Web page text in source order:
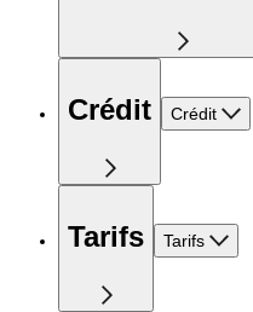
Crédit Crédit
Tarifs Tarifs